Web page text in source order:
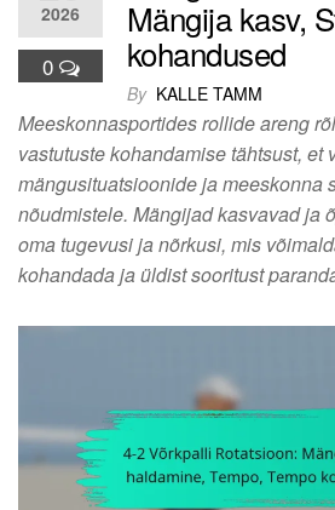
2026
0
Mängija kasv,
kohandused
By KALLE TAMM
Meeskonnasportides rollide areng
vastutuste kohandamise tähtsust, et
mängusituatsioonide ja meeskonna
nõudmistele. Mängijad kasvavad ja
oma tugevusi ja nõrkusi, mis
kohandada ja üldist sooritust